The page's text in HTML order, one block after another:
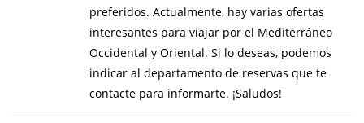
preferidos. Actualmente, hay varias ofertas
interesantes para viajar por el Mediterráneo
Occidental y Oriental. Si lo deseas, podemos
indicar al departamento de reservas que te
contacte para informarte. ¡Saludos!